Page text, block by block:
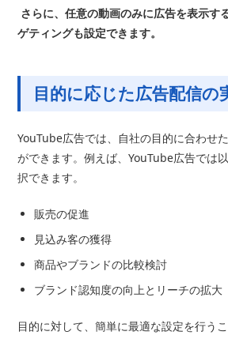
さらに、任意の動画のみに広告を表示す
ゲティングも設定できます。
目的に応じた広告配信の
YouTube広告では、自社の目的に合わせ
ができます。例えば、YouTube広告では
択できます。
販売の促進
見込み客の獲得
商品やブランドの比較検討
ブランド認知度の向上とリーチの拡大
目的に対して、簡単に最適な設定を行うこ